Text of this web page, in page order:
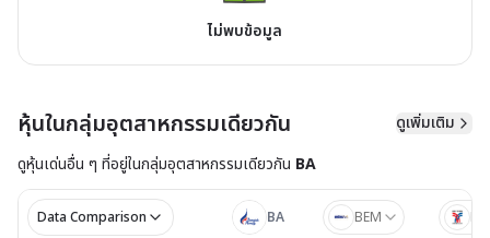
ไม่พบข้อมูล
หุ้นในกลุ่มอุตสาหกรรมเดียวกัน
ดูเพิ่มเติม
ดูหุ้นเด่นอื่น ๆ ที่อยู่ในกลุ่มอุตสาหกรรมเดียวกัน BA
Data Comparison BA BEM